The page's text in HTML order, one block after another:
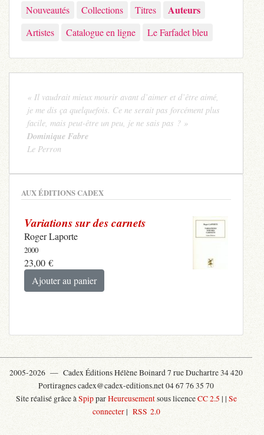
Nouveautés Collections Titres Auteurs
Artistes Catalogue en ligne Le Farfadet bleu
« Il vaudrait mieux mourir avant d’aimer et d’être aimé,
je me dis ça quelquefois. Ce ne serait pas forcément plus
facile, mais peut-être un peu, je ne sais pas ? »
Dominique Fabre
Le Perron
AUX ÉDITIONS CADEX
Variations sur des carnets
Roger Laporte
2000
23,00 €
Ajouter au panier
2005-2026 — Cadex Éditions Hélène Boinard 7 rue Duchartre 34 420
Portiragnes cadex@cadex-editions.net 04 67 76 35 70
Site réalisé grâce àSpipparHeureusementsous licenceCC 2.5 | | Se
connecter| RSS 2.0